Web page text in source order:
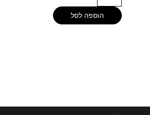
הוספה לסל